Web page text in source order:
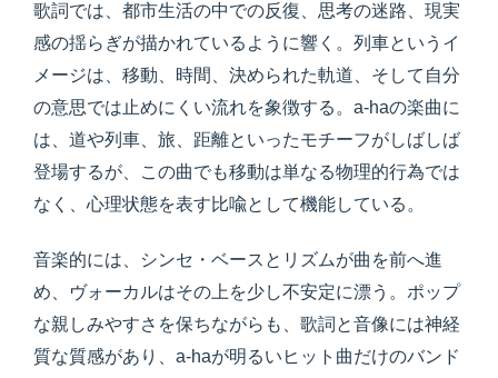
歌詞では、都市生活の中での反復、思考の迷路、現実
感の揺らぎが描かれているように響く。列車というイ
メージは、移動、時間、決められた軌道、そして自分
の意思では止めにくい流れを象徴する。a-haの楽曲に
は、道や列車、旅、距離といったモチーフがしばしば
登場するが、この曲でも移動は単なる物理的行為では
なく、心理状態を表す比喩として機能している。
音楽的には、シンセ・ベースとリズムが曲を前へ進
め、ヴォーカルはその上を少し不安定に漂う。ポップ
な親しみやすさを保ちながらも、歌詞と音像には神経
質な質感があり、a-haが明るいヒット曲だけのバンド